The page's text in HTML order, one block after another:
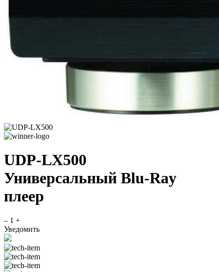
UDP-LX500
Универсальный Blu-Ray
плеер
– 1 +
Уведомить